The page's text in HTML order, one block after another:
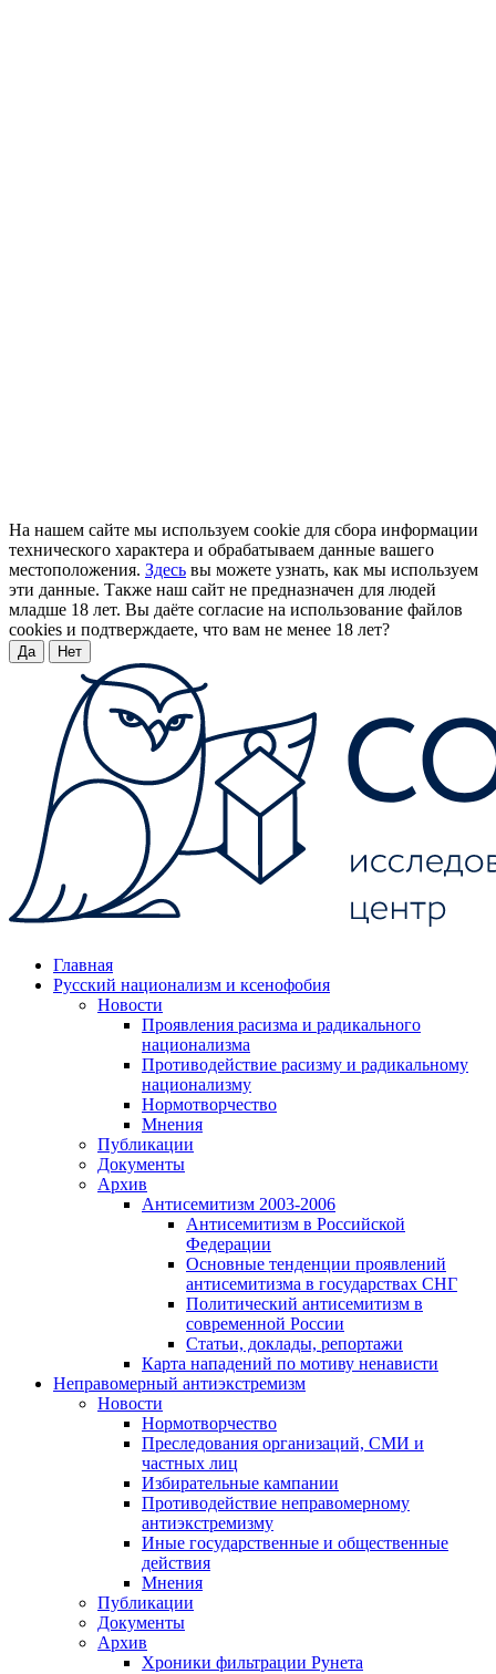
На нашем сайте мы используем cookie для сбора информации
технического характера и обрабатываем данные вашего
местоположения. Здесь вы можете узнать, как мы используем
эти данные. Также наш сайт не предназначен для людей
младше 18 лет. Вы даёте согласие на использование файлов
cookies и подтверждаете, что вам не менее 18 лет?
Да Нет
Главная
Русский национализм и ксенофобия
Новости
Проявления расизма и радикального
национализма
Противодействие расизму и радикальному
национализму
Нормотворчество
Мнения
Публикации
Документы
Архив
Антисемитизм 2003-2006
Антисемитизм в Российской
Федерации
Основные тенденции проявлений
антисемитизма в государствах СНГ
Политический антисемитизм в
современной России
Статьи, доклады, репортажи
Карта нападений по мотиву ненависти
Неправомерный антиэкстремизм
Новости
Нормотворчество
Преследования организаций, СМИ и
частных лиц
Избирательные кампании
Противодействие неправомерному
антиэкстремизму
Иные государственные и общественные
действия
Мнения
Публикации
Документы
Архив
Хроники фильтрации Рунета